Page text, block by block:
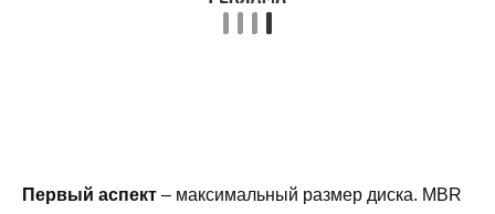
Первый аспект – максимальный размер диска. MBR